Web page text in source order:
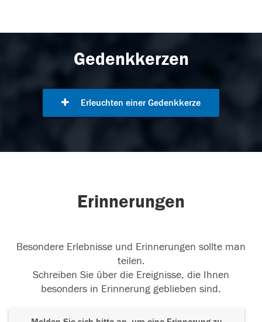
Gedenkkerzen
Erleuchten einer Gedenkkerze
Erinnerungen
Besondere Erlebnisse und Erinnerungen sollte man
teilen.
Schreiben Sie über die Ereignisse, die Ihnen
besonders in Erinnerung geblieben sind.